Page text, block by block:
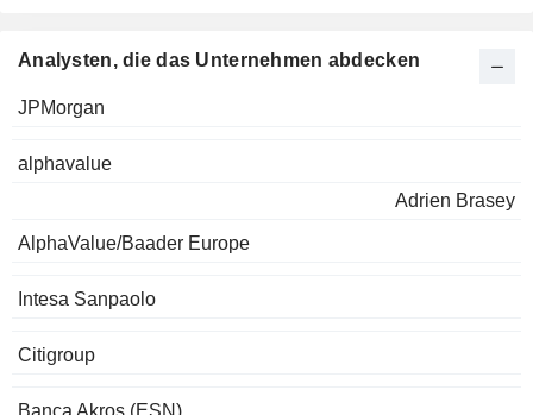
Analysten, die das Unternehmen abdecken
JPMorgan
alphavalue
Adrien Brasey
AlphaValue/Baader Europe
Intesa Sanpaolo
Citigroup